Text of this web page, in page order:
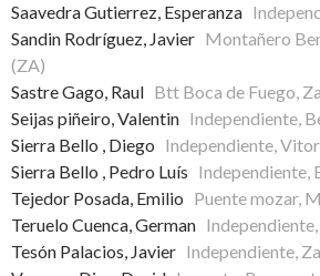
Saavedra Gutierrez, Esperanza
Sandin Rodríguez, Javier Montañero
(ZA)
Sastre Gago, Raul Btt Boca de Fuego,
Seijas piñeiro, Valentin Independiente,
Sierra Bello , Diego Independiente,
Sierra Bello , Pedro Luís Independiente,
Tejedor Posada, Emilio Puente mozar,
Teruelo Cuenca, German Independiente,
Tesón Palacios, Javier Independiente,